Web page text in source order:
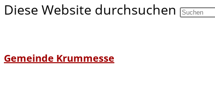
Diese Website durchsuchen
Gemeinde Krummesse